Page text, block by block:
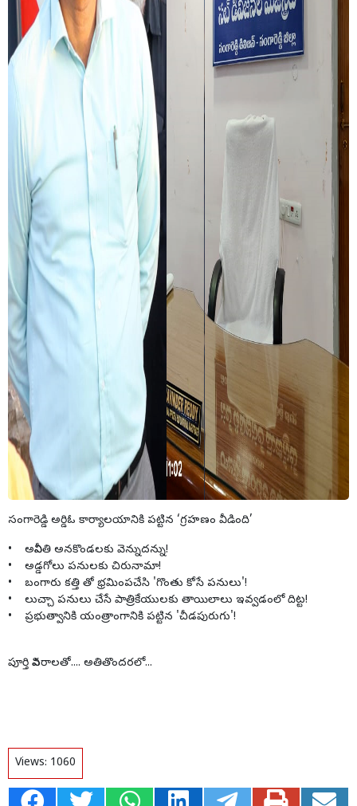
సంగారెడ్డి అర్డిఓ కార్యాలయానికి పట్టిన ‘గ్రహణం వీడింది’
• అవినీతి అనకొండలకు వెన్నుదన్ను!
• అడ్డగోలు పనులకు చిరునామా!
• బంగారు కత్తి తో భ్రమింపచేసి 'గొంతు కోసే పనులు'!
• లుచ్చా పనులు చేసే పాత్రికేయులకు తాయిలాలు ఇవ్వడంలో దిట్ట!
• ప్రభుత్వానికి యంత్రాంగానికి పట్టిన 'చీడపురుగు'!
పూర్తి వివరాలతో.... అతితొందరలో...
Views: 1060